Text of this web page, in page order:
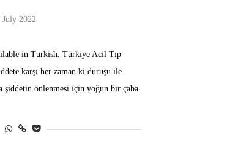
July 2022
in Turkish. Türkiye Acil Tıp
karşı her zaman ki duruşu ile
şiddetin önlenmesi için yoğun bir çaba